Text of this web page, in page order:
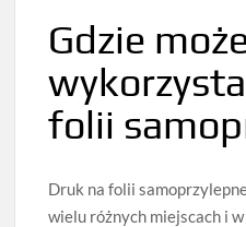
Gdzie
folii
Druk na folii
wielu różnych miejscach i